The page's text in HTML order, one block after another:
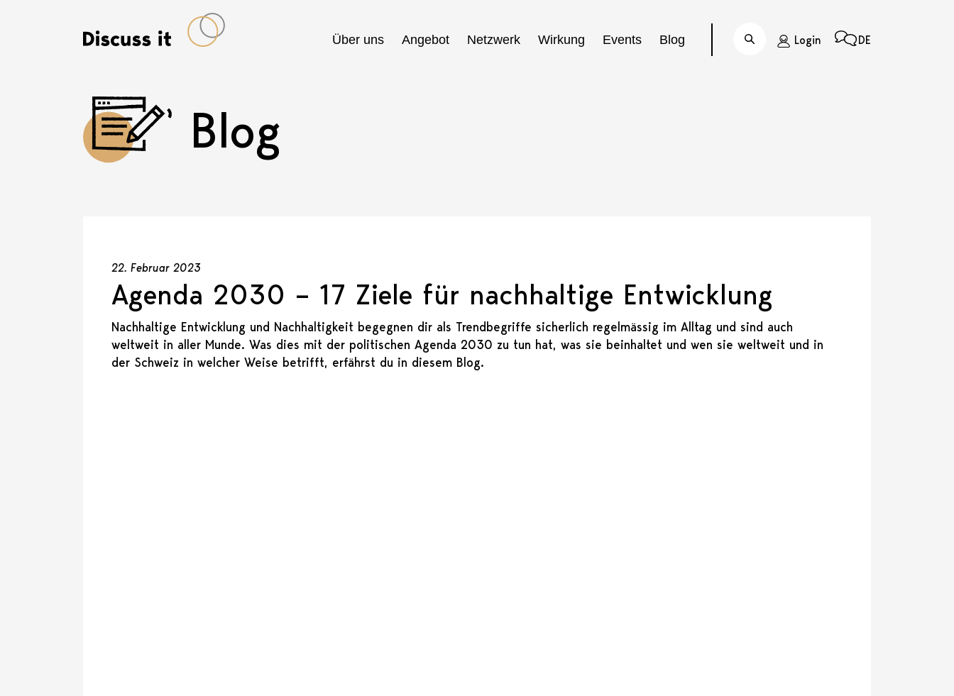
Hauptnavigation
Über uns Angebot Netzwerk Wirkung Events Blog Suche Login DE
Blog
22. Februar 2023
Agenda 2030 – 17 Ziele für nachhaltige Entwicklung
Nachhaltige Entwicklung und Nachhaltigkeit begegnen dir als Trendbegriffe sicherlich regelmässig im Alltag und sind auch
weltweit in aller Munde. Was dies mit der politischen Agenda 2030 zu tun hat, was sie beinhaltet und wen sie weltweit und in
der Schweiz in welcher Weise betrifft, erfährst du in diesem Blog.